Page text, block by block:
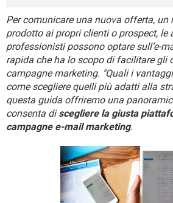
HARDWARE
INSTAGRAM
TIKTOK
HARDWARE
iOS
INSTAGRAM
TIKTOK
HARDWARE
COVID-19 GAMING
INTRATTENIMENTO
iOS
INSTAGRAM
TIKTOK
HARDWARE
Per comunicare una nuova offerta, un
prodotto ai propri clienti o prospect, le
professionisti possono optare sull’e-
rapida che ha lo scopo di facilitare gli
campagne marketing. "Quali i
come scegliere quelli più adatti alla
questa guida offriremo una
consenta discegliere la giusta
campagne e-mail marketing.